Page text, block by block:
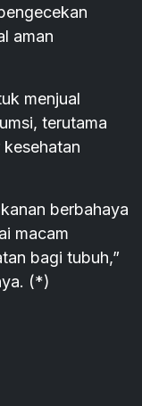
aman
menjual
terutama
berbahaya
macam
bagi tubuh,”
(*)